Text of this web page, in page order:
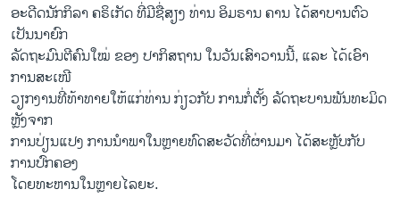
ລາຍການກະຈາຍສຽງ
ລາຍງານ
ຕິດຕາມພວກເຮົາ ທີ່
ພາສາຕ່າງໆ
ອະດີດນັກກິລາ ຄຣິເກັດ ທີ່ມີຊື່ສຽງ ທ່ານ ອິມຣານ ຄານ ໄດ້ສາບານຕົວ
ເປັນນາຍົກ
ລັດຖະມົນຕີຄົນໃໝ່ ຂອງ ປາກິສຖານ ໃນວັນເສົາວານນີ້, ແລະ ໄດ້ເອົາ
ການສະເໜີ
ວຽກງານທີ່ທ້າທາຍໃຫ້ແກ່ທ່ານ ກ່ຽວກັບ ການກໍ່ຕັ້ງ ລັດຖະບານພັນທະມິດ
ຫຼັງຈາກ
ການປ່ຽນແປງ ການນຳພາໃນຫຼາຍທົດສະວັດທີ່ຜ່ານມາ ໄດ້ສະຫຼັບກັບ
ການປົກຄອງ
ໂດຍທະຫານໃນຫຼາຍໄລຍະ.